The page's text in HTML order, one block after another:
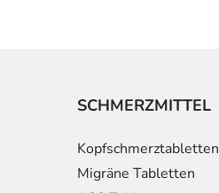
SCHMERZMITTEL
Kopfschmerztabletten
Migräne Tabletten